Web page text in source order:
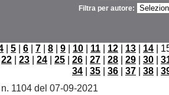
Filtra per autore:
| 5 | 6 | 7 | 8 | 9 | 10 | 11 | 12 | 13 | 14 |
22 | 23 | 24 | 25 | 26 | 27 | 28 | 29 | 30 |
34 | 35 | 36 | 37 | 38 |
1104 del 07-09-2021